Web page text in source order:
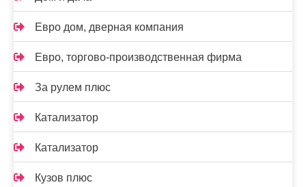
Евро дом, дверная компания
Евро, торгово-производственная фирма
За рулем плюс
Катализатор
Катализатор
Кузов плюс